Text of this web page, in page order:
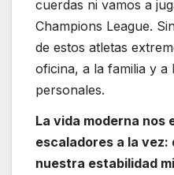
cuerdas ni vamos a
Champions League.
de estos atletas
oficina, a la familia y a
personales.
La vida moderna nos
escaladores a la vez:
nuestra estabilidad